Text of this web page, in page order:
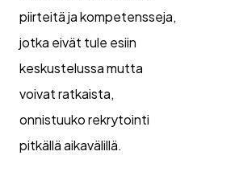
piirteitä ja kompetensseja,
jotka eivät tule esiin
keskustelussa mutta
voivat ratkaista,
onnistuuko rekrytointi
pitkällä aikavälillä.